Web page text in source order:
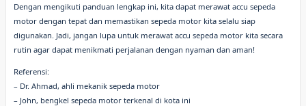
Dengan mengikuti panduan lengkap ini, kita dapat merawat accu sepeda
motor dengan tepat dan memastikan sepeda motor kita selalu siap
digunakan. Jadi, jangan lupa untuk merawat accu sepeda motor kita secara
rutin agar dapat menikmati perjalanan dengan nyaman dan aman!
Referensi:
– Dr. Ahmad, ahli mekanik sepeda motor
– John, bengkel sepeda motor terkenal di kota ini